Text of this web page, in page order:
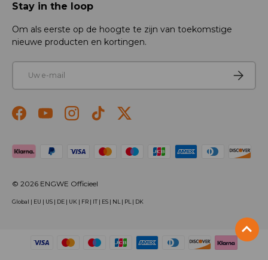
Stay in the loop
Om als eerste op de hoogte te zijn van toekomstige
nieuwe producten en kortingen.
FacebookYouTubeInstagramTikTokTwitter
Betaalmethoden geaccepteerd
© 2026 ENGWE Officieel
Global | EU | US | DE | UK | FR | IT | ES | NL | PL | DK